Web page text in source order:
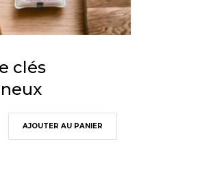
clés
AJOUTER AU PANIER